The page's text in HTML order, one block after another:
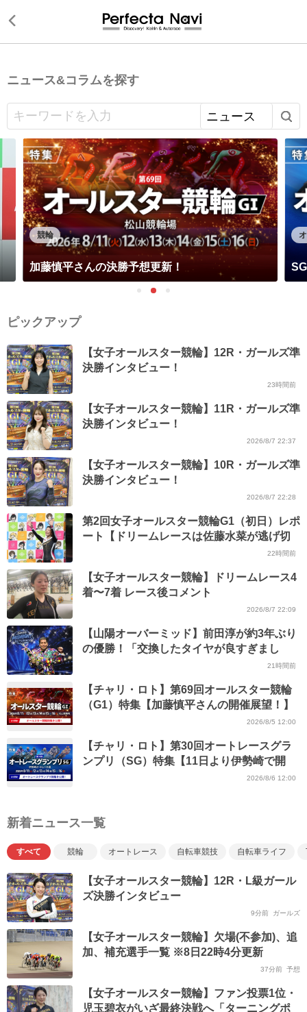
ニュース&コラムを探す
競輪
加藤慎平さんの決勝予想更新！
ピックアップ
【女子オールスター競輪】12R・ガールズ準
決勝インタビュー！
23時間前
【女子オールスター競輪】11R・ガールズ準
決勝インタビュー！
2026/8/7 22:37
【女子オールスター競輪】10R・ガールズ準
決勝インタビュー！
2026/8/7 22:28
第2回女子オールスター競輪G1（初日）レポ
ート【ドリームレースは佐藤水菜が逃げ切
22時間前
【女子オールスター競輪】ドリームレース4
着〜7着 レース後コメント
2026/8/7 22:09
【山陽オーバーミッド】前田淳が約3年ぶり
の優勝！「交換したタイヤが良すぎまし
21時間前
【チャリ・ロト】第69回オールスター競輪
（G1）特集【加藤慎平さんの開催展望！】
2026/8/5 12:00
【チャリ・ロト】第30回オートレースグラ
ンプリ（SG）特集【11日より伊勢崎で開
2026/8/6 12:00
新着ニュース一覧
すべて 競輪 オートレース 自転車競技 自転車ライフ
【女子オールスター競輪】12R・L級ガール
ズ決勝インタビュー
9分前 ガールズ
【女子オールスター競輪】欠場(不参加)、追
加、補充選手一覧 ※8日22時4分更新
37分前 予想
【女子オールスター競輪】ファン投票1位・
児玉碧衣がいざ最終決戦へ「ターニングポ